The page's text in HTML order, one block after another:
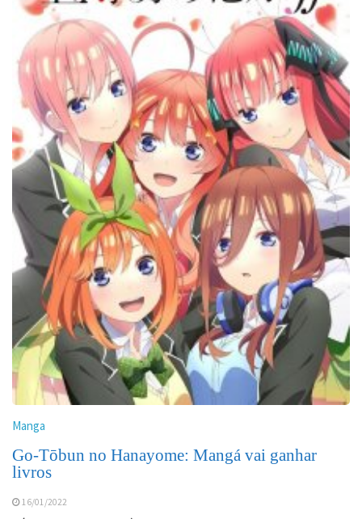
Manga
Go-Tōbun no Hanayome: Mangá vai ganhar
livros
16/01/2022